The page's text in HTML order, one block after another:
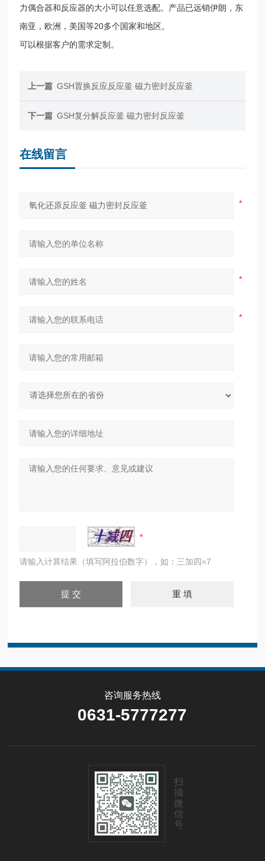
力偶合器和反应器的大小可以任意选配。 产品已远销伊朗，东
南亚，欧洲，美国等20多个国家和地区。
可以根据客户的需求定制。
上一篇 GSH置换反应反应釜 磁力密封反应釜
下一篇 GSH复分解反应釜 磁力密封反应釜
在线留言
请输入计算结果（填写阿拉伯数字），如：三加四=7
咨询服务热线
0631-5777277
扫
描
微
信
号